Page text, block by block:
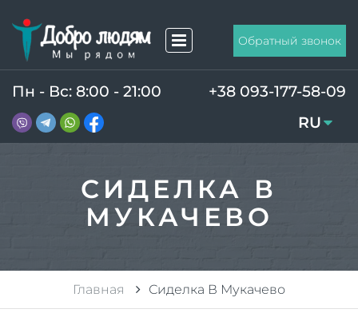
Обратный звонок
Пн - Вс: 8:00 - 21:00
+38 093-177-58-09
RU
UA
СИДЕЛКА В
МУКАЧЕВО
Главная Сиделка В Мукачево